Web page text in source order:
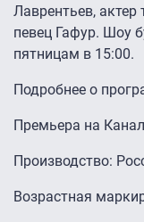
Лаврентьев, актер
певец Гафур. Шоу
пятницам в 15:00.
Подробнее о
Премьера на
Производство:
Возрастная